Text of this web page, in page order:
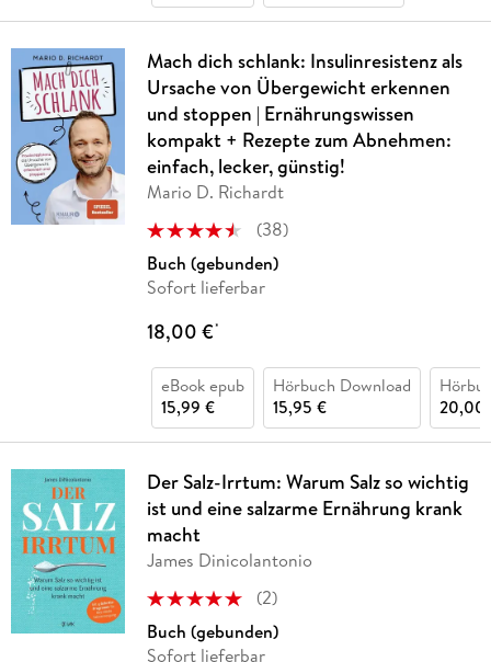
Mach dich schlank: Insulinresistenz als
Ursache von Übergewicht erkennen
und stoppen | Ernährungswissen
kompakt + Rezepte zum Abnehmen:
einfach, lecker, günstig!
Mario D. Richardt
(38)
Buch (gebunden)
Sofort lieferbar
18,00 €*
eBook epub
15,99 €
Hörbuch Download
15,95 €
20,00
Der Salz-Irrtum: Warum Salz so wichtig
ist und eine salzarme Ernährung krank
macht
James Dinicolantonio
(2)
Buch (gebunden)
Sofort lieferbar